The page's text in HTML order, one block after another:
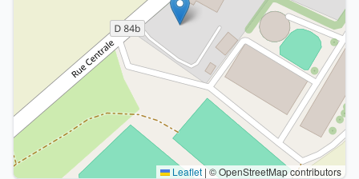
Leaflet |© OpenStreetMap contributors